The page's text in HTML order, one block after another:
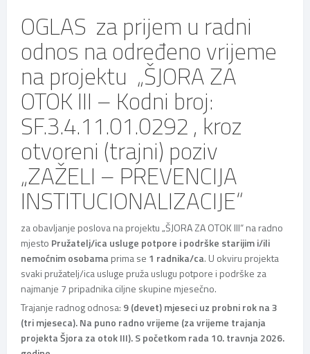
OGLAS za prijem u radni
odnos na određeno vrijeme
na projektu „ŠJORA ZA
OTOK III – Kodni broj:
SF.3.4.11.01.0292 , kroz
otvoreni (trajni) poziv
„ZAŽELI – PREVENCIJA
INSTITUCIONALIZACIJE“
za obavljanje poslova na projektu „ŠJORA ZA OTOK III“ na radno
mjesto Pružatelj/ica usluge potpore i podrške starijim i/ili
nemoćnim osobama prima se 1 radnika/ca. U okviru projekta
svaki pružatelj/ica usluge pruža uslugu potpore i podrške za
najmanje 7 pripadnika ciljne skupine mjesečno.
Trajanje radnog odnosa: 9 (devet) mjeseci uz probni rok na 3
(tri mjeseca). Na puno radno vrijeme (za vrijeme trajanja
projekta Šjora za otok III). S početkom rada 10. travnja 2026.